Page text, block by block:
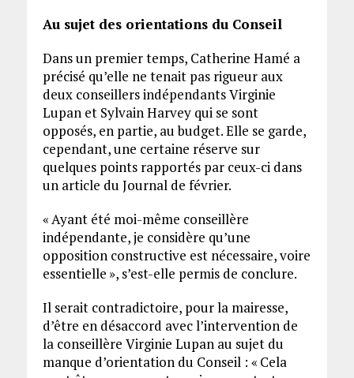
Au sujet des orientations du Conseil
Dans un premier temps, Catherine Hamé a
précisé qu’elle ne tenait pas rigueur aux
deux conseillers indépendants Virginie
Lupan et Sylvain Harvey qui se sont
opposés, en partie, au budget. Elle se garde,
cependant, une certaine réserve sur
quelques points rapportés par ceux-ci dans
un article du Journal de février.
« Ayant été moi-même conseillère
indépendante, je considère qu’une
opposition constructive est nécessaire, voire
essentielle », s’est-elle permis de conclure.
Il serait contradictoire, pour la mairesse,
d’être en désaccord avec l’intervention de
la conseillère Virginie Lupan au sujet du
manque d’orientation du Conseil : « Cela